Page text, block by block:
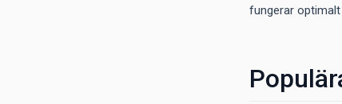
fungerar